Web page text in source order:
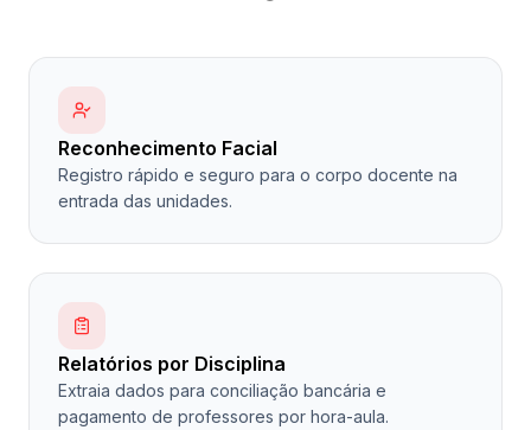
Reconhecimento Facial
Registro rápido e seguro para o corpo docente na
entrada das unidades.
Relatórios por Disciplina
Extraia dados para conciliação bancária e
pagamento de professores por hora-aula.